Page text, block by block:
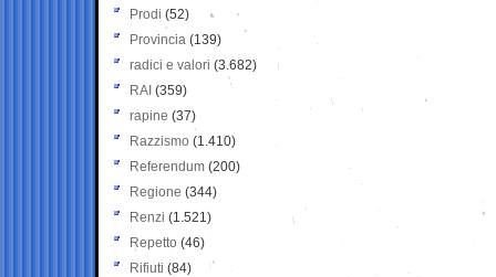
Prodi (52)
Provincia (139)
radici e valori (3.682)
RAI (359)
rapine (37)
Razzismo (1.410)
Referendum (200)
Regione (344)
Renzi (1.521)
Repetto (46)
Rifiuti (84)